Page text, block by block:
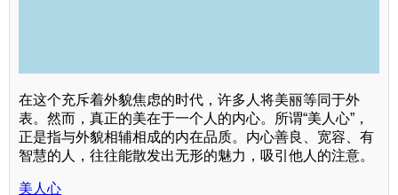
在这个充斥着外貌焦虑的时代，许多人将美丽等同于外
表。然而，真正的美在于一个人的内心。所谓“美人心”，
正是指与外貌相辅相成的内在品质。内心善良、宽容、有
智慧的人，往往能散发出无形的魅力，吸引他人的注意。
美人心